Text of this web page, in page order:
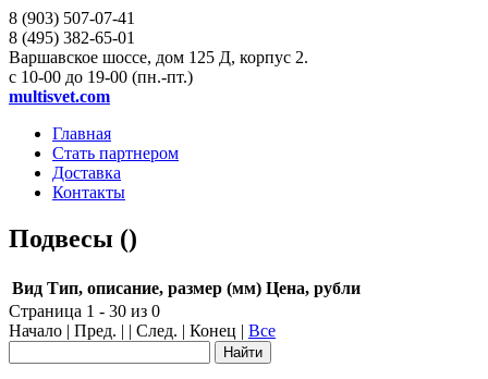
8 (903) 507-07-41
8 (495) 382-65-01
Варшавское шоссе, дом 125 Д, корпус 2.
с 10-00 до 19-00 (пн.-пт.)
multisvet.com
Главная
Стать партнером
Доставка
Контакты
Подвесы ()
Вид Тип, описание, размер (мм) Цена, рубли
Страница 1 - 30 из 0
Начало | Пред. | | След. | Конец | Все